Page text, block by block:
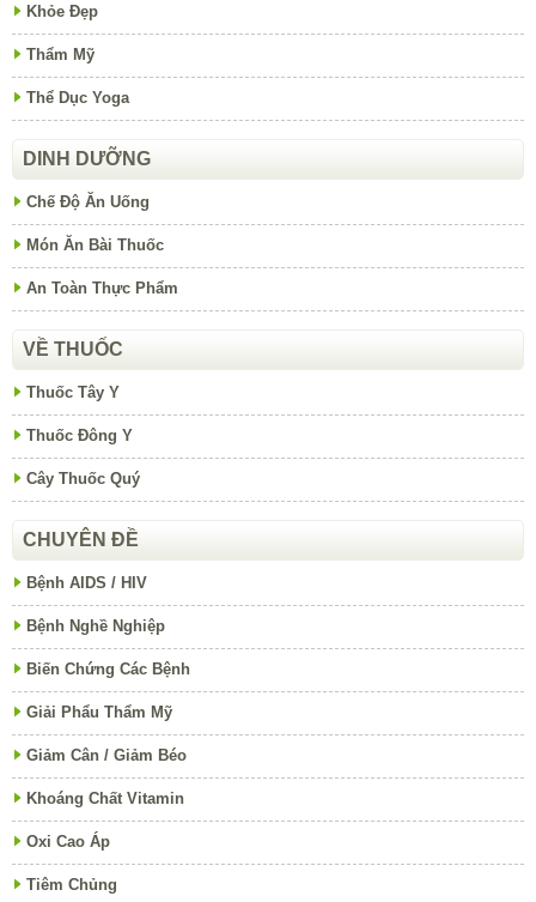
Khỏe Đẹp
Thẩm Mỹ
Thể Dục Yoga
DINH DƯỠNG
Chế Độ Ăn Uống
Món Ăn Bài Thuốc
An Toàn Thực Phẩm
VỀ THUỐC
Thuốc Tây Y
Thuốc Đông Y
Cây Thuốc Quý
CHUYÊN ĐỀ
Bệnh AIDS / HIV
Bệnh Nghề Nghiệp
Biến Chứng Các Bệnh
Giải Phẩu Thẩm Mỹ
Giảm Cân / Giảm Béo
Khoáng Chất Vitamin
Oxi Cao Áp
Tiêm Chủng